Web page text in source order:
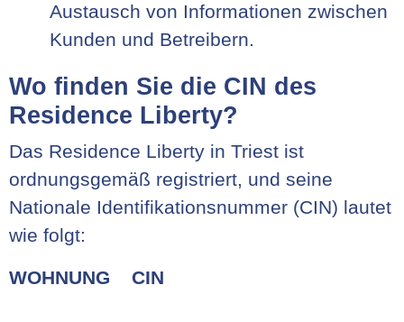
Austausch von Informationen zwischen
Kunden und Betreibern.
Wo finden Sie die CIN des
Residence Liberty?
Das Residence Liberty in Triest ist
ordnungsgemäß registriert, und seine
Nationale Identifikationsnummer (CIN) lautet
wie folgt:
WOHNUNG CIN